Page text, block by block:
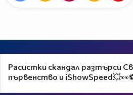
Расистки скандал разтърси
първенство и